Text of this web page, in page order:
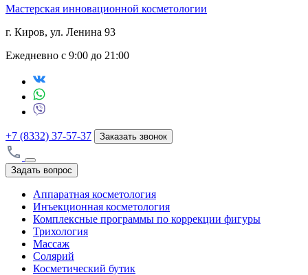
Мастерская инновационной косметологии
г. Киров, ул. Ленина 93
Ежедневно с 9:00 до 21:00
+7 (8332) 37-57-37 Заказать звонок
Задать вопрос
Аппаратная косметология
Инъекционная косметология
Комплексные программы по коррекции фигуры
Трихология
Массаж
Солярий
Косметический бутик